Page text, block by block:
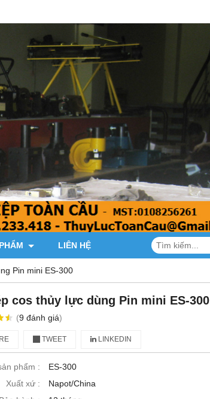
LIÊN HỆ
Pin mini ES-300
cos thủy lực dùng Pin mini ES-300
(9 đánh giá)
TWEET LINKEDIN
phẩm :
ES-300
Xuất xứ :
Napot/China